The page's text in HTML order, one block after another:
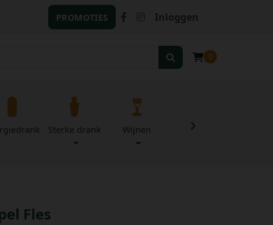
PROMOTIES Inloggen
0
Sterke drank Wijnen Zuivel
›
Fles